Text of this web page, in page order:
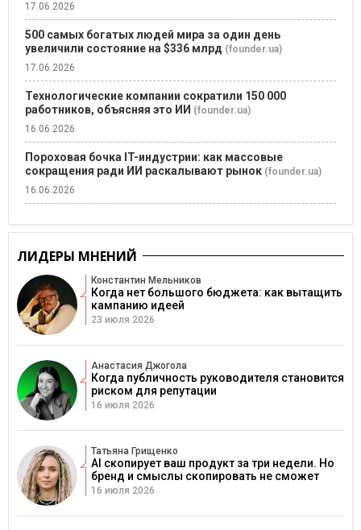
17.06.2026
500 самых богатых людей мира за один день
увеличили состояние на $336 млрд (founder.ua)
17.06.2026
Технологические компании сократили 150 000
работников, объясняя это ИИ (founder.ua)
16.06.2026
Пороховая бочка IT-индустрии: как массовые
сокращения ради ИИ раскалывают рынок (founder.ua)
16.06.2026
ЛИДЕРЫ МНЕНИЙ
Константин Мельников
Когда нет большого бюджета: как вытащить
кампанию идеей
23 июля 2026
Анастасия Джогола
Когда публичность руководителя становится
риском для репутации
16 июля 2026
Татьяна Грищенко
AI скопирует ваш продукт за три недели. Но
бренд и смыслы скопировать не сможет
16 июля 2026